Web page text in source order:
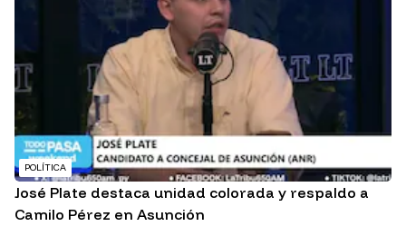
POLÍTICA
José Plate destaca unidad colorada y respaldo a
Camilo Pérez en Asunción